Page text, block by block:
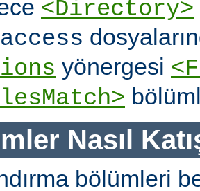
<Directory>
yönergesi
Nasıl
bölümleri